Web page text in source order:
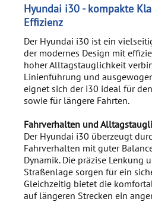
Hyundai i30 - kompakte
Effizienz
Der Hyundai i30 ist ein
der modernes Design mit
hoher Alltagstauglichkeit
Linienführung und
eignet sich der i30 ideal für
sowie für längere Fahrten.
Fahrverhalten und
Der Hyundai i30 überzeugt
Fahrverhalten mit guter
Dynamik. Die präzise Lenkung
Straßenlage sorgen für ein
Gleichzeitig bietet die
auf längeren Strecken ein